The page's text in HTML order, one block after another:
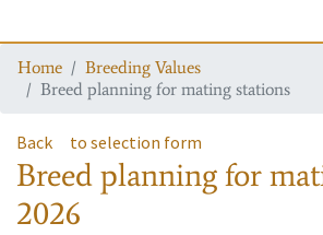
Home
Breeding Values
Breed planning for mating stations
Back to selection form
Breed planning for
2026